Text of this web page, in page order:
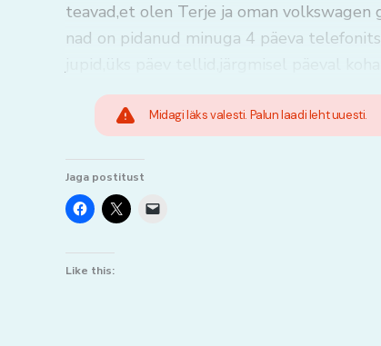
teavad,et olen Terje ja oman
nad on pidanud minuga 4 päeva
Midagi läks valesti. Palun laadi leht uuesti.
Jaga postitust
Like this: